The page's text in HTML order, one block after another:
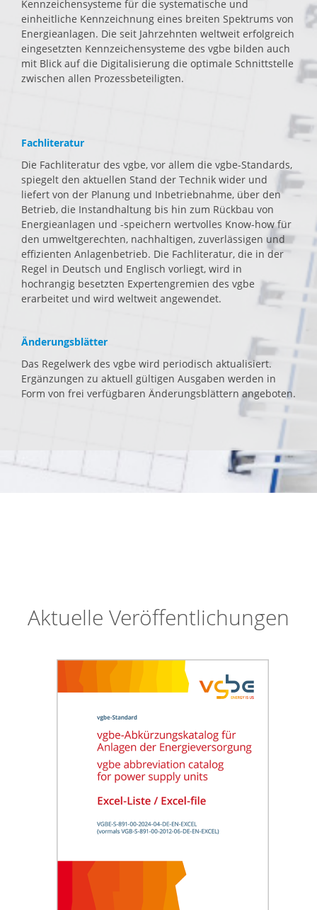
Kennzeichensysteme für die systematische und
einheitliche Kennzeichnung eines breiten Spektrums von
Energieanlagen. Die seit Jahrzehnten weltweit erfolgreich
eingesetzten Kennzeichensysteme des vgbe bilden auch
mit Blick auf die Digitalisierung die optimale Schnittstelle
zwischen allen Prozessbeteiligten.
Fachliteratur
Die Fachliteratur des vgbe, vor allem die vgbe-Standards,
spiegelt den aktuellen Stand der Technik wider und
liefert von der Planung und Inbetriebnahme, über den
Betrieb, die Instandhaltung bis hin zum Rückbau von
Energieanlagen und -speichern wertvolles Know-how für
den umweltgerechten, nachhaltigen, zuverlässigen und
effizienten Anlagenbetrieb. Die Fachliteratur, die in der
Regel in Deutsch und Englisch vorliegt, wird in
hochrangig besetzten Expertengremien des vgbe
erarbeitet und wird weltweit angewendet.
Änderungsblätter
Das Regelwerk des vgbe wird periodisch aktualisiert.
Ergänzungen zu aktuell gültigen Ausgaben werden in
Form von frei verfügbaren Änderungsblättern angeboten.
Aktuelle Veröffentlichungen